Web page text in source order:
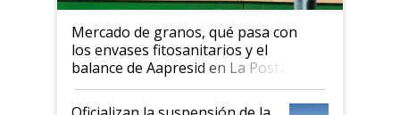
Mercado de granos, qué pasa con
los envases fitosanitarios y el
balance de Aapresid en La Posta